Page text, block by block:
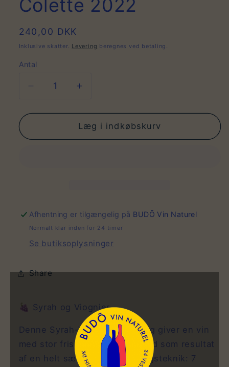
Colette 2022
Normalpris
240,00 DKK
Inklusive skatter. Levering beregnes ved betaling.
Antal
Antal
Reducer
for
2022
Øg
for
Colette
2022
Læg i indkøbskurv
Afhentning er tilgængelig på BUDŌ Vin Naturel
Normalt klar inden for 24 timer
Se butiksoplysninger
Share
🍇 Syrah og Viognier
Denne Syrah-Viognier-blanding giver en vin
med stor friskhed og lækkerhed som resultat
af en helt særlig vinfremstillingsteknik: 7